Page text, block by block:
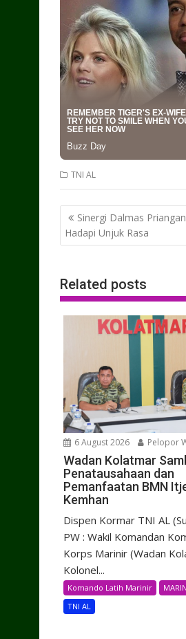
TNI AL
Post
navigation
Sinergi Dalmas
Hadapi Unjuk Rasa
Related posts
6 August 2026 Pelopor
Wadan Kolatmar
Penatausahaan dan
Pemanfaatan BMN
Kemhan
Dispen Kormar TNI AL
PW : Wakil Komandan
Korps Marinir (Wadan
Kolonel...
Komando Latih Marinir
TNI AL